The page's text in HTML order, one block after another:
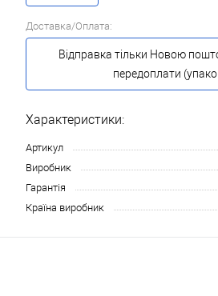
Доставка/Оплата:
Відправка тільки Новою
передоплати
Характеристики:
Артикул
Виробник
Гарантія
Країна виробник